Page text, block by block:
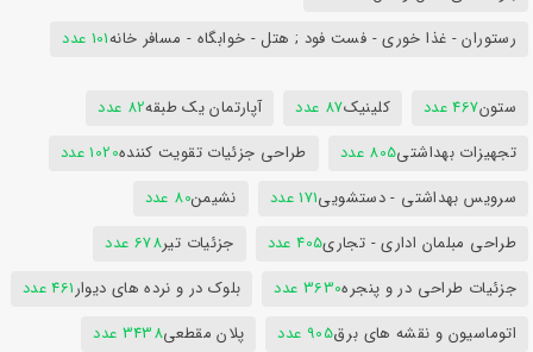
رستوران - غذا خوری - فست فود ; هتل - خوابگاه - مسافر خانه101 عدد
ستون467 عدد کلینیک87 عدد آپارتمان یک طبقه82 عدد
تجهیزات بهداشتی805 عدد طراحی جزئیات تقویت کننده1020 عدد
سرویس بهداشتی - دستشویی171 عدد نشیمن80 عدد
طراحی مبلمان اداری - تجاری405 عدد جزئیات تیر678 عدد
جزئیات طراحی در و پنجره3630 عدد بلوک در و نرده های دیوار461 عدد
اتوماسیون و نقشه های برق905 عدد پلان مقطعی3438 عدد